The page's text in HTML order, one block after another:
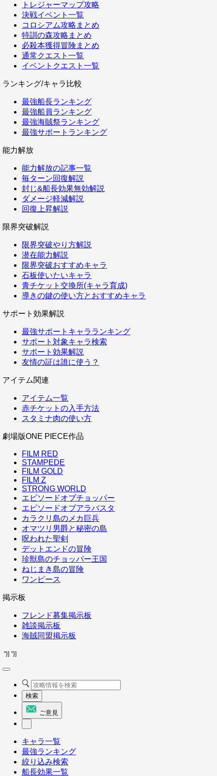
トレジャーマップ攻略
決戦イベント一覧
コロシアム攻略まとめ
特訓の森攻略まとめ
必殺本獲得冒険まとめ
通常クエスト一覧
イベントクエスト一覧
ランキング/キャラ比較
最強船長ランキング
最強船員ランキング
最強海賊祭ランキング
最強サポートランキング
能力解放
能力解放の記事一覧
毎ターン回復解説
封じ&船長効果無効解説
ダメージ軽減解説
回復上昇解説
限界突破解説
限界突破やり方解説
潜在能力解説
限界突破おすすめキャラ
石板使いたいキャラ
青チケット交換所(キャラ育成)
導きの鍵の使い方とおすすめキャラ
サポート効果解説
最強サポートキャラランキング
サポート対象キャラ検索
サポート効果解説
友情の証は誰に使う？
アイテム関連
アイテム一覧
赤チケットの入手方法
スタミナ肉の使い方
劇場版ONE PIECE作品
FILM RED
STAMPEDE
FILM GOLD
FILM Z
STRONG WORLD
エピソードオブチョッパー
エピソードオブアラバスタ
カラクリ島のメカ巨兵
オマツリ男爵と秘密の島
呪われた聖剣
デットエンドの冒険
珍獣島のチョッパー王国
ねじまき島の冒険
ワンピース
掲示板
フレンド募集掲示板
雑談掲示板
海賊同盟掲示板
"}] "}]
検索
ご意見
キャラ一覧
最強ランキング
絞り込み検索
船長効果一覧